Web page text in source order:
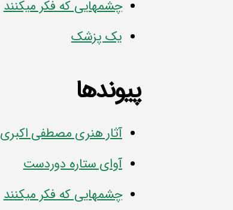
چشمهایی که فکر میکنند
یک پزشک
پیوندها
آثار هنری مصطفی اکبری
آوای ستاره دوردست
چشمهایی که فکر میکنند